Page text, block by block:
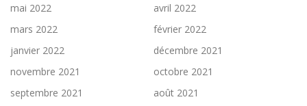
mai 2022
avril 2022
mars 2022
février 2022
janvier 2022
décembre 2021
novembre 2021
octobre 2021
septembre 2021
août 2021